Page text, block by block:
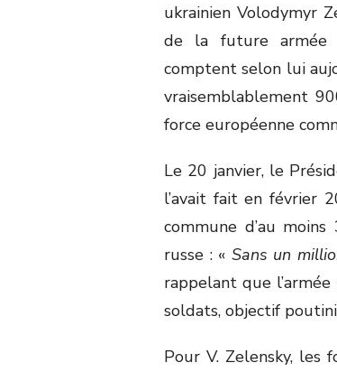
ukrainien Volodymyr
de la future armée
comptent selon lui
vraisemblablement
force européenne
Le 20 janvier, le
l’avait fait en février
commune d’au
russe : « Sans un
rappelant que
soldats, objectif
Pour V. Zelensky, les